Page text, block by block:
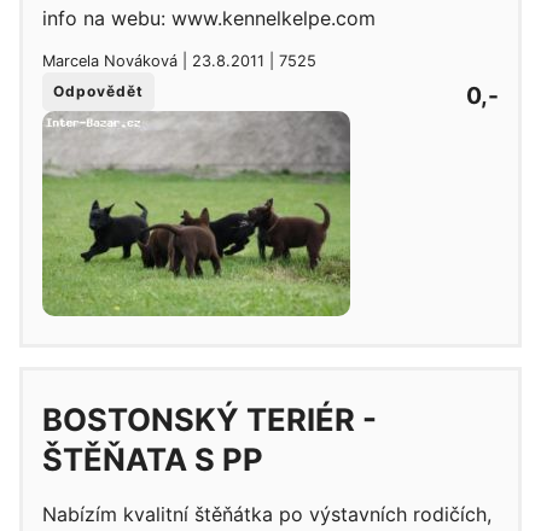
info na webu: www.kennelkelpe.com
Marcela Nováková | 23.8.2011 | 7525
Odpovědět
0,-
BOSTONSKÝ TERIÉR -
ŠTĚŇATA S PP
Nabízím kvalitní štěňátka po výstavních rodičích,